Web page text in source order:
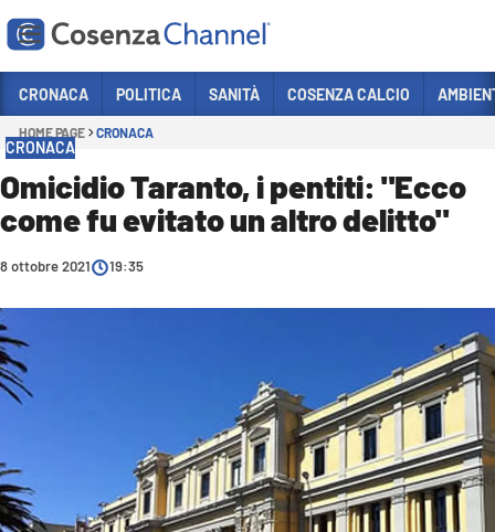
Sezioni
CRONACA
POLITICA
SANITÀ
AMBIENTE
CRONACA POLITICA SANITÀ COSENZA CALCIO
HOME PAGE CRONACA
CRONACA
Omicidio Taranto, i pentiti: "Ecco
come fu evitato un altro delitto"
8 ottobre 2021 19:35